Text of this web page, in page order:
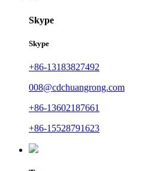
Skype
Skype
+86-13183827492
008@cdchuangrong.com
+86-13602187661
+86-15528791623